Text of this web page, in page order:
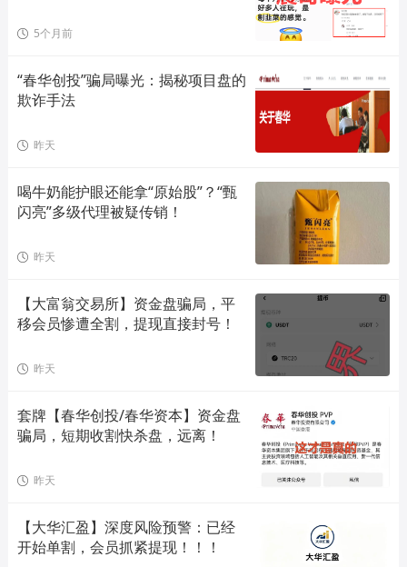
5个月前
“春华创投”骗局曝光：揭秘项目盘的
欺诈手法
昨天
喝牛奶能护眼还能拿“原始股”？“甄
闪亮”多级代理被疑传销！
昨天
【大富翁交易所】资金盘骗局，平
移会员惨遭全割，提现直接封号！
昨天
套牌【春华创投/春华资本】资金盘
骗局，短期收割快杀盘，远离！
昨天
【大华汇盈】深度风险预警：已经
开始单割，会员抓紧提现！！！